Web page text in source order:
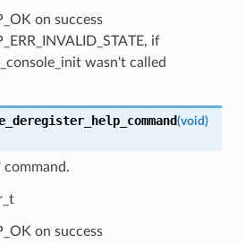
on success
if
wasn't called
(void)
command.
on success